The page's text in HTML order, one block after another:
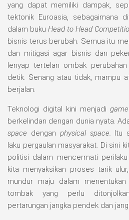
yang dapat memiliki dampak,
tektonik Euroasia, sebagaimana
dalam buku Head to Head
bisnis terus berubah. Semua itu
dan mitigasi agar bisnis dan
lenyap tertelan ombak
detik. Senang atau tidak, mampu
berjalan.
Teknologi digital kini menjadi
berkelindan dengan dunia nyata.
space dengan physical space. Itu
laku pergaulan masyarakat. Di sini
politisi dalam mencermati perilaku
kita menyaksikan proses tarik
mundur maju dalam
tombak yang perlu
pertarungan jangka pendek dan